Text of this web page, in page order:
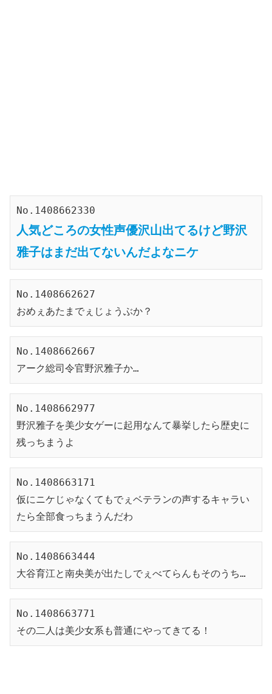
No.1408662330
人気どころの女性声優沢山出てるけど野沢
雅子はまだ出てないんだよなニケ
No.1408662627
おめぇあたまでぇじょうぶか？
No.1408662667
アーク総司令官野沢雅子か…
No.1408662977
野沢雅子を美少女ゲーに起用なんて暴挙したら歴史に
残っちまうよ
No.1408663171
仮にニケじゃなくてもでぇベテランの声するキャラい
たら全部食っちまうんだわ
No.1408663444
大谷育江と南央美が出たしでぇべてらんもそのうち…
No.1408663771
その二人は美少女系も普通にやってきてる！